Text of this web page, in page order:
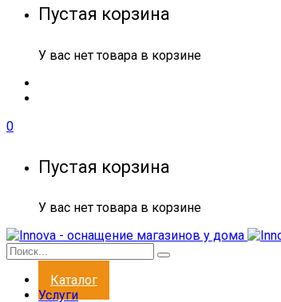
Пустая корзина
У вас нет товара в корзине
0
Пустая корзина
У вас нет товара в корзине
Каталог
Услуги